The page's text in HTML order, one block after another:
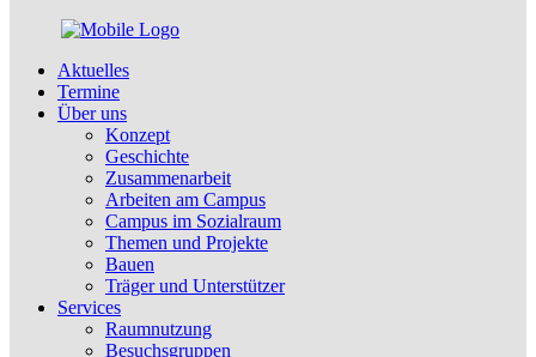
Aktuelles
Termine
Über uns
Konzept
Geschichte
Zusammenarbeit
Arbeiten am Campus
Campus im Sozialraum
Themen und Projekte
Bauen
Träger und Unterstützer
Services
Raumnutzung
Besuchsgruppen